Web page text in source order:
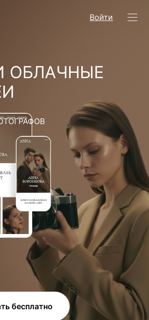
Войти
ОБЛАЧНЫЕ
бесплатно